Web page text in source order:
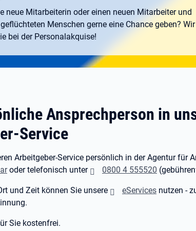
neue Mitarbeiterin oder einen neuen Mitarbeiter und
Menschen gerne eine Chance geben? Wir
bei der Personalakquise!
Ansprechperson in
Service
Arbeitgeber-Service persönlich in der Agentur für
oder telefonisch unter 0800 4 555520
und Zeit können Sie unsere eServices nutzen -
Sie kostenfrei.